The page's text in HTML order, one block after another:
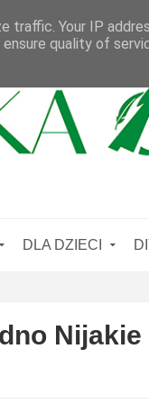
DLA DZIECI
Nijakie
traffic. Your IP
quality of